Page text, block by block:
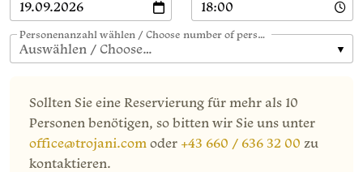
Personenanzahl wählen / Choose number of persons
Auswählen / Choose…
Sollten Sie eine Reservierung für mehr als 10
Personen benötigen, so bitten wir Sie uns unter
office@trojani.com oder +43 660 / 636 32 00 zu
kontaktieren.